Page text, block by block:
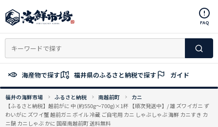
ン
ン
へ
ッ
FAQ
海産物で探す 福井県のふるさと納税で探す ガイド
福井の海鮮市場 ふるさと納税 南越前町
カニ
【ふるさと納税】越前がに 中 (約550g～700g)×1杯 【順次発送中】/ 雄 ズワイガニ ず
わいがに ズワイ蟹 越前ガニ ボイル 冷蔵 ご自宅用 カニ しゃぶしゃぶ 海鮮 カニすき カ
ニ鍋 カニしゃぶ かに 国産南越前町 送料無料